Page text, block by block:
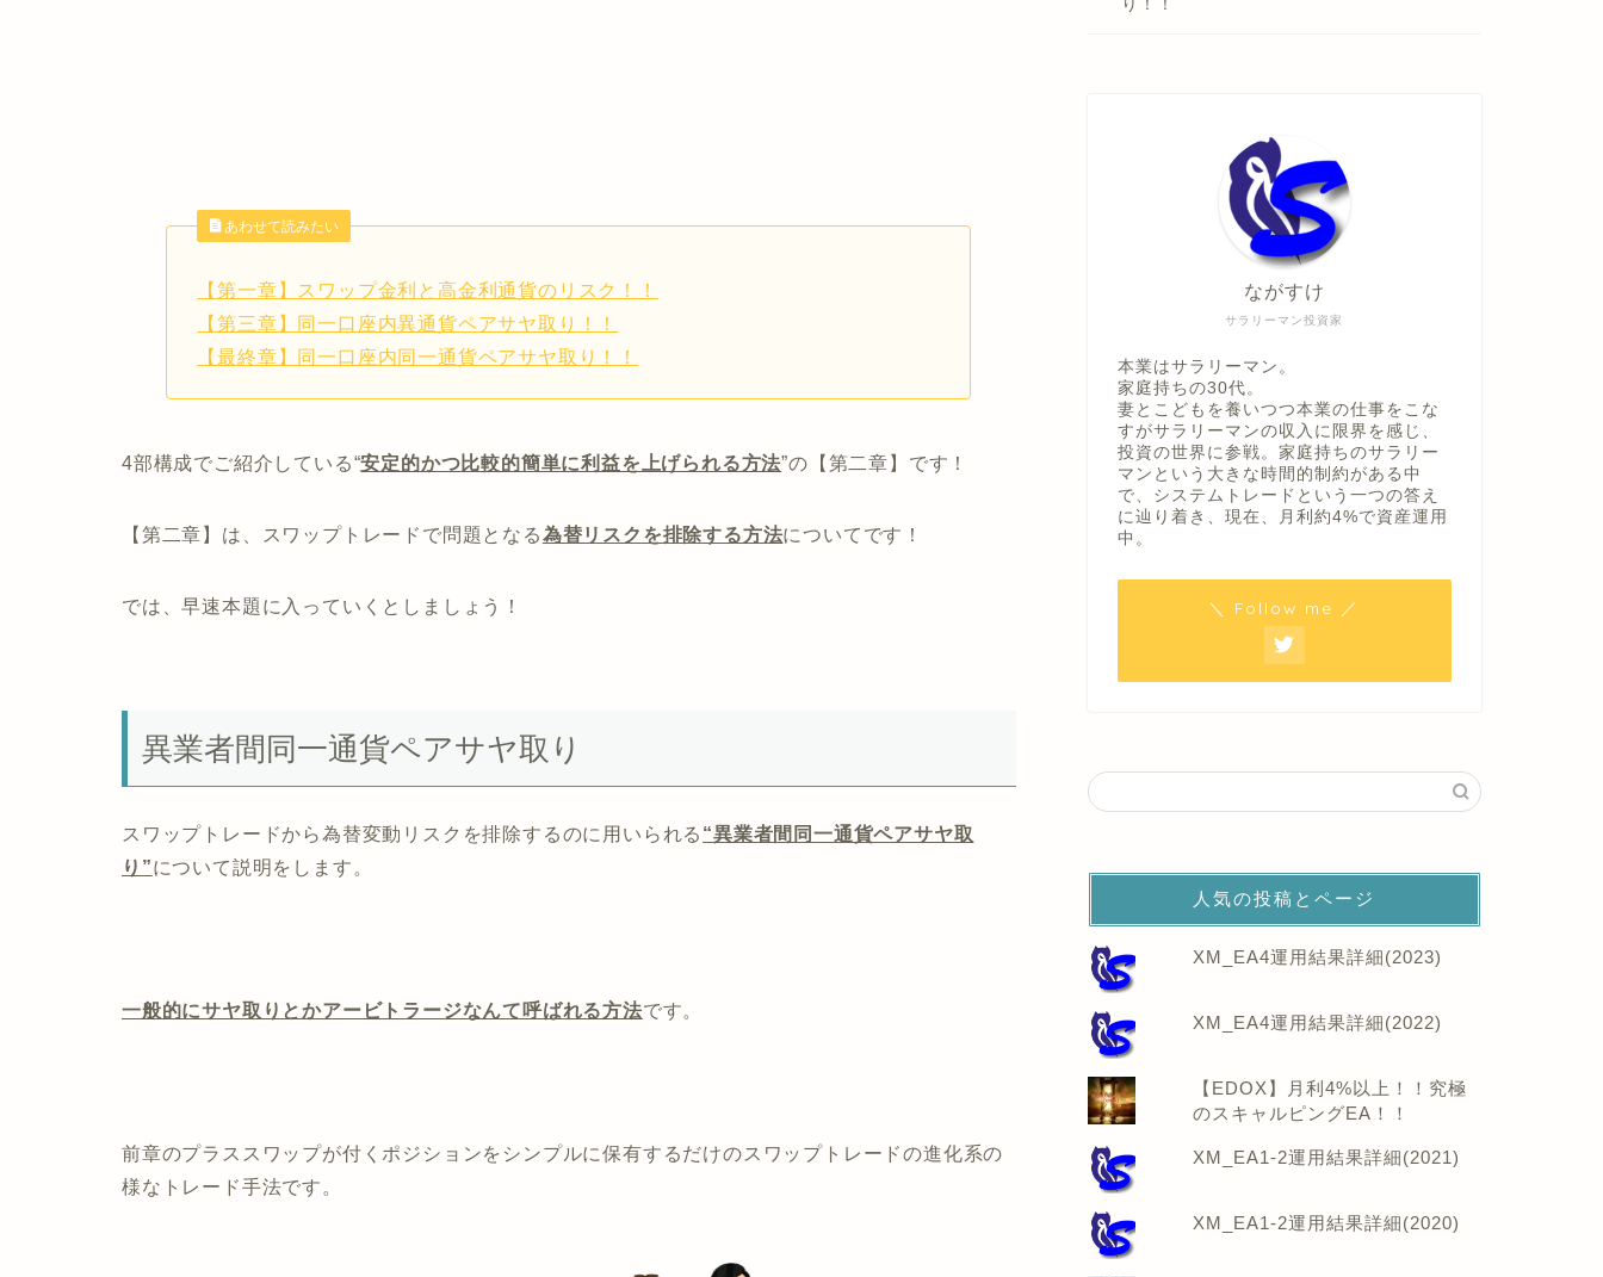
あわせて読みたい
【第一章】スワップ金利と高金利通貨のリスク！！
【第三章】同一口座内異通貨ペアサヤ取り！！
【最終章】同一口座内同一通貨ペアサヤ取り！！
4部構成でご紹介している“安定的かつ比較的簡単に利益を上げられる方法”の【第二章】です！
【第二章】は、スワップトレードで問題となる為替リスクを排除する方法についてです！
では、早速本題に入っていくとしましょう！
異業者間同一通貨ペアサヤ取り
スワップトレードから為替変動リスクを排除するのに用いられる “異業者間同一通貨ペアサヤ取
り”について説明をします。
一般的にサヤ取りとかアービトラージなんて呼ばれる方法です。
前章のプラススワップが付くポジションをシンプルに保有するだけのスワップトレードの進化系の
様なトレード手法です。
り！！
サラリーマン投資家
ながすけ
本業はサラリーマン。
家庭持ちの30代。
妻とこどもを養いつつ本業の仕事をこな
すがサラリーマンの収入に限界を感じ、
投資の世界に参戦。家庭持ちのサラリー
マンという大きな時間的制約がある中
で、システムトレードという一つの答え
に辿り着き、現在、月利約4%で資産運用
中。
＼ Follow me ／
人気の投稿とページ
XM_EA4運用結果詳細(2023)
XM_EA4運用結果詳細(2022)
【EDOX】月利4%以上！！究極
のスキャルピングEA！！
XM_EA1-2運用結果詳細(2021)
XM_EA1-2運用結果詳細(2020)